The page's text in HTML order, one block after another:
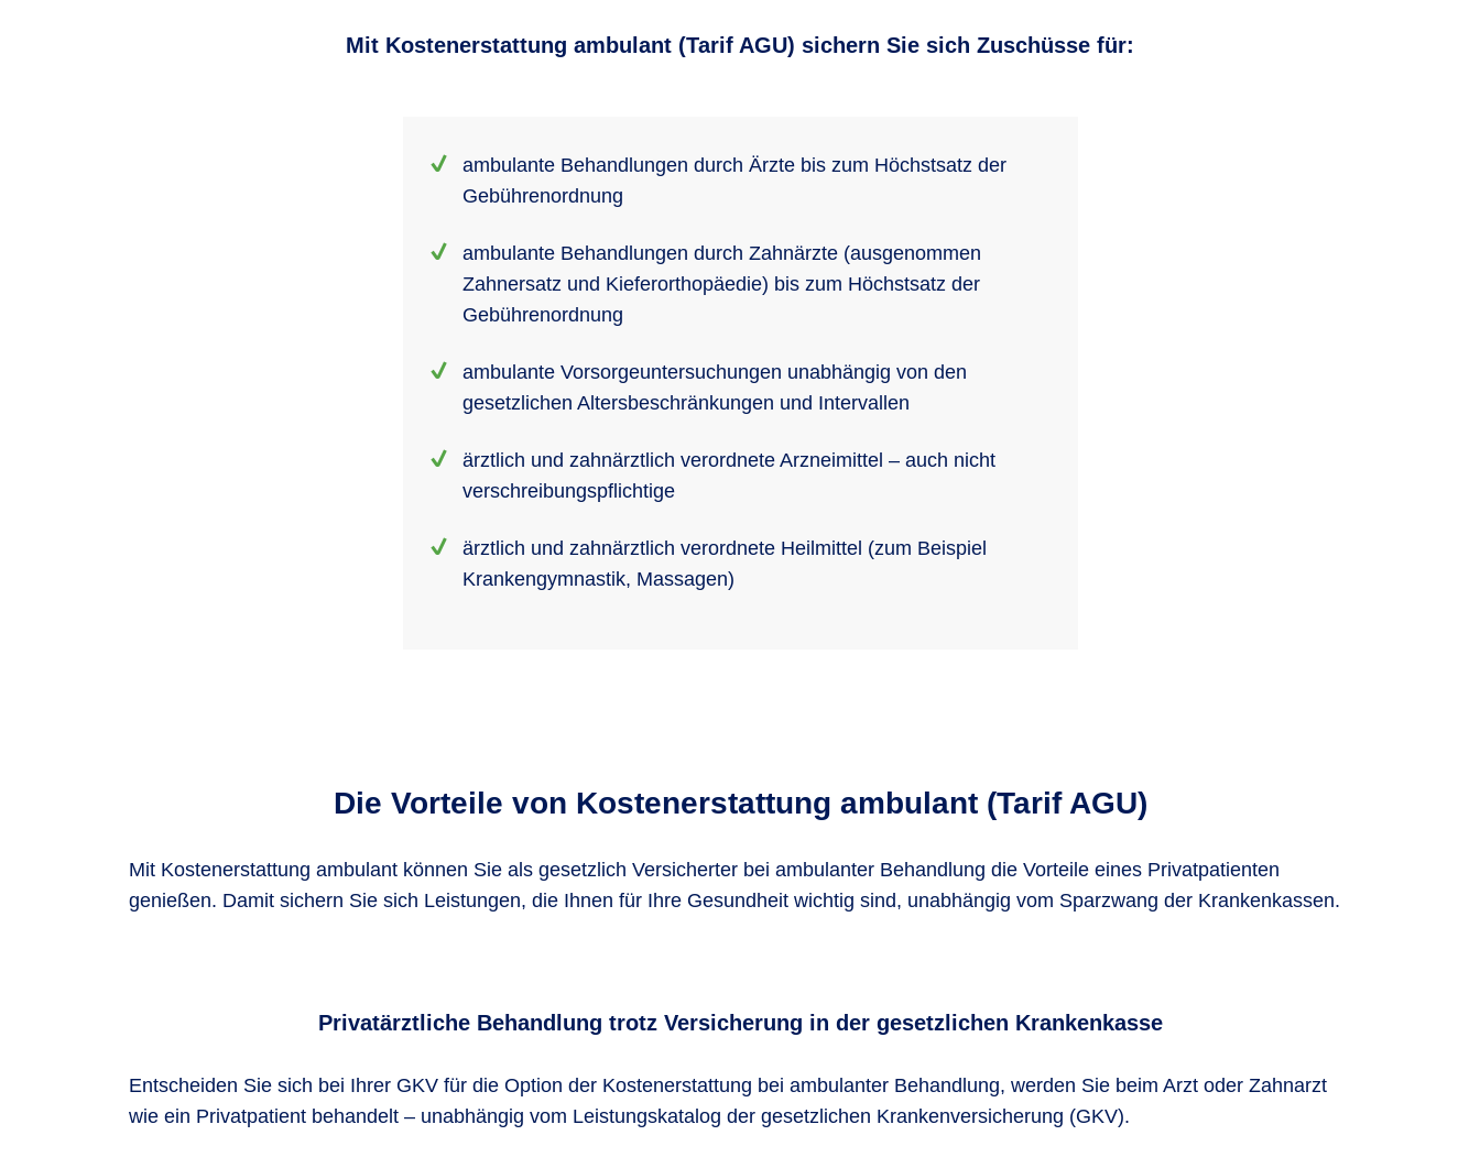
Mit Kostenerstattung ambulant (Tarif AGU) sichern Sie sich Zuschüsse für:
ambulante Behandlungen durch Ärzte bis zum Höchstsatz der
Gebührenordnung
ambulante Behandlungen durch Zahnärzte (ausgenommen
Zahnersatz und Kieferorthopäedie) bis zum Höchstsatz der
Gebührenordnung
ambulante Vorsorgeuntersuchungen unabhängig von den
gesetzlichen Altersbeschränkungen und Intervallen
ärztlich und zahnärztlich verordnete Arzneimittel – auch nicht
verschreibungspflichtige
ärztlich und zahnärztlich verordnete Heilmittel (zum Beispiel
Krankengymnastik, Massagen)
Die Vorteile von Kostenerstattung ambulant (Tarif AGU)
Mit Kostenerstattung ambulant können Sie als gesetzlich Versicherter bei ambulanter Behandlung die Vorteile eines Privatpatienten
genießen. Damit sichern Sie sich Leistungen, die Ihnen für Ihre Gesundheit wichtig sind, unabhängig vom Sparzwang der Krankenkassen.
Privatärztliche Behandlung trotz Versicherung in der gesetzlichen Krankenkasse
Entscheiden Sie sich bei Ihrer GKV für die Option der Kostenerstattung bei ambulanter Behandlung, werden Sie beim Arzt oder Zahnarzt
wie ein Privatpatient behandelt – unabhängig vom Leistungskatalog der gesetzlichen Krankenversicherung (GKV).